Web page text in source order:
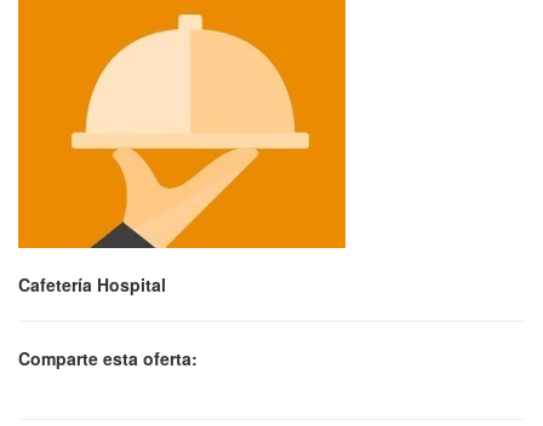
Cafetería Hospital
Comparte esta oferta: